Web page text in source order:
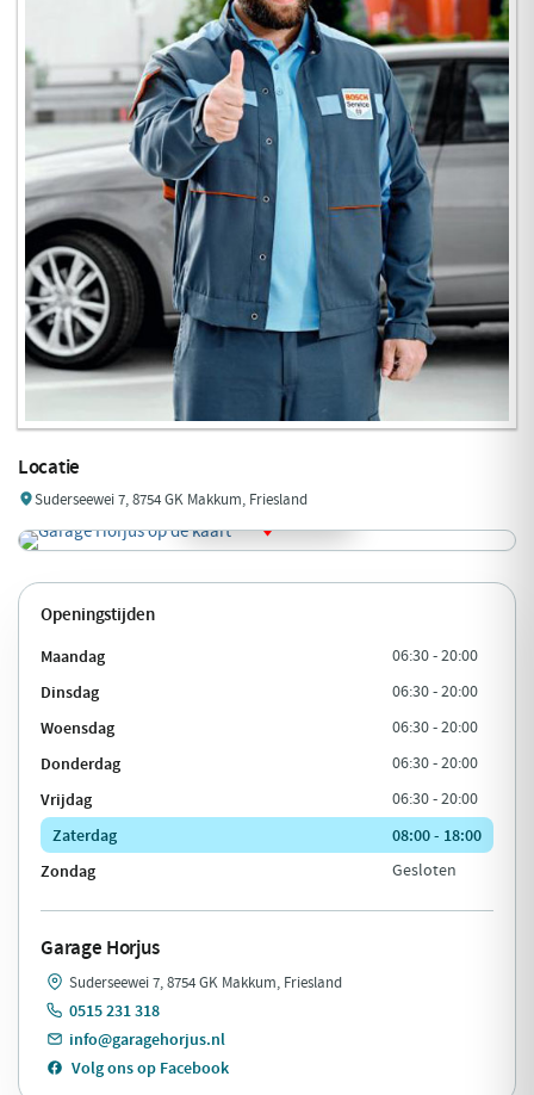
Locatie
Suderseewei 7, 8754 GK Makkum, Friesland
Openingstijden
Maandag 06:30 - 20:00
Dinsdag 06:30 - 20:00
Woensdag 06:30 - 20:00
Donderdag 06:30 - 20:00
Vrijdag 06:30 - 20:00
Zaterdag
08:00 - 18:00
Zondag
Gesloten
Garage Horjus
Suderseewei 7, 8754 GK Makkum, Friesland
0515 231 318
info@garagehorjus.nl
Volg ons op Facebook